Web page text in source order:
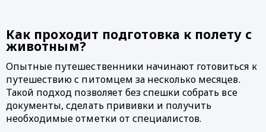
Как проходит подготовка к полету с
животным?
Опытные путешественники начинают готовиться к
путешествию с питомцем за несколько месяцев.
Такой подход позволяет без спешки собрать все
документы, сделать прививки и получить
необходимые отметки от специалистов.